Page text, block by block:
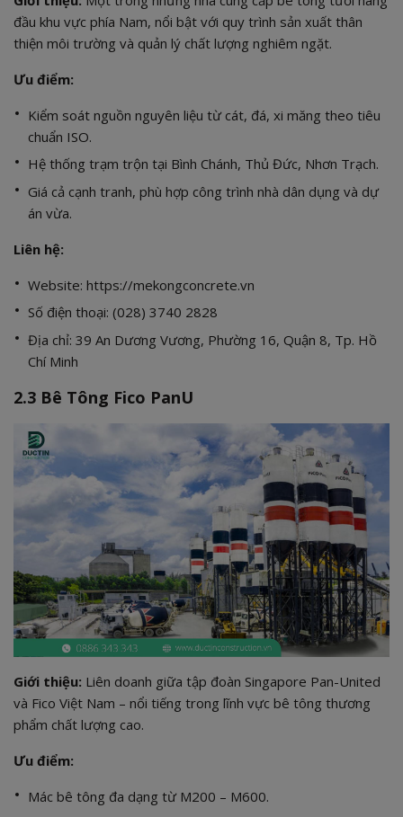
đầu khu vực phía Nam, nổi bật với quy trình sản xuất thân
thiện môi trường và quản lý chất lượng nghiêm ngặt.
Ưu điểm:
Kiểm soát nguồn nguyên liệu từ cát, đá, xi măng theo tiêu
chuẩn ISO.
Hệ thống trạm trộn tại Bình Chánh, Thủ Đức, Nhơn Trạch.
Giá cả cạnh tranh, phù hợp công trình nhà dân dụng và dự
án vừa.
Liên hệ:
Website: https://mekongconcrete.vn
Số điện thoại: (028) 3740 2828
Địa chỉ: 39 An Dương Vương, Phường 16, Quận 8, Tp. Hồ
Chí Minh
2.3 Bê Tông Fico PanU
Giới thiệu: Liên doanh giữa tập đoàn Singapore Pan-United
và Fico Việt Nam – nổi tiếng trong lĩnh vực bê tông thương
phẩm chất lượng cao.
Ưu điểm:
Mác bê tông đa dạng từ M200 – M600.